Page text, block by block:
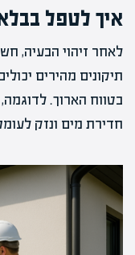
איך לטפל
לאחר זיהוי הבעיה,
תיקונים מהירים
בטווח הארוך.
חדירת מים ונזק